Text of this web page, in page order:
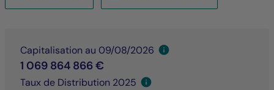
Capitalisation au 09/08/2026
1 069 864 866 €
Taux de Distribution 2025